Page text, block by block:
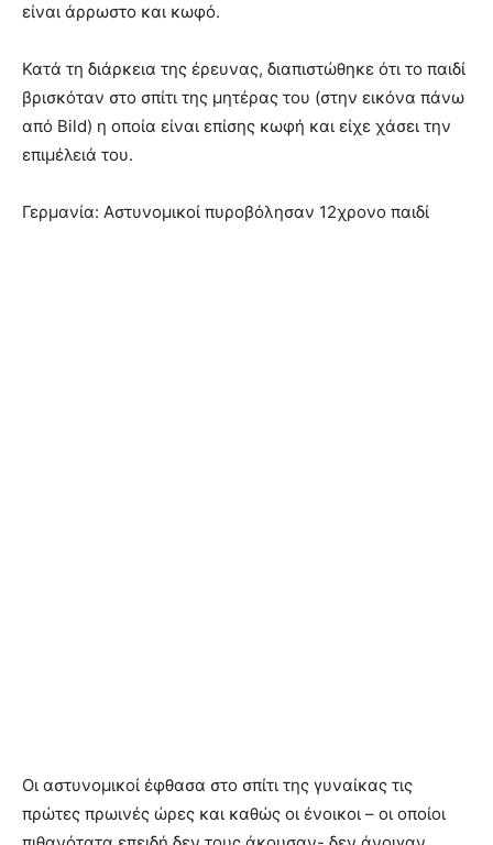
είναι άρρωστο και κωφό.
Κατά τη διάρκεια της έρευνας, διαπιστώθηκε ότι το παιδί
βρισκόταν στο σπίτι της μητέρας του (στην εικόνα πάνω
από Bild) η οποία είναι επίσης κωφή και είχε χάσει την
επιμέλειά του.
Γερμανία: Αστυνομικοί πυροβόλησαν 12χρονο παιδί
Οι αστυνομικοί έφθασα στο σπίτι της γυναίκας τις
πρώτες πρωινές ώρες και καθώς οι ένοικοι – οι οποίοι